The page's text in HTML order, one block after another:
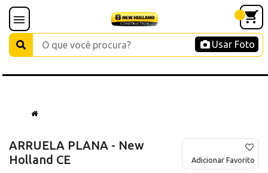
Usar Foto
ARRUELA PLANA - New
Holland CE
Adicionar Favorito